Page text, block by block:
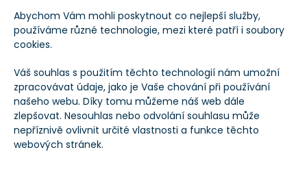
Abychom Vám mohli poskytnout co nejlepší služby,
používáme různé technologie, mezi které patří i soubory
cookies.
Váš souhlas s použitím těchto technologií nám umožní
zpracovávat údaje, jako je Vaše chování při používání
našeho webu. Díky tomu můžeme náš web dále
zlepšovat. Nesouhlas nebo odvolání souhlasu může
nepříznivě ovlivnit určité vlastnosti a funkce těchto
webových stránek.
Přestože se v letošním roce stále obchodují v záporu,
investoři jsou zvědaví, jak nový hardware a software
společnosti zapadá do její strategie v oblasti umělé
inteligence – zejména kvůli k tomu, že kolují zvěsti o
tom, že aktualizace iPhonu o funkce umělé inteligence
jsou na seznamu úkolů generálního ředitele Tima
Cooka na prvním místě.